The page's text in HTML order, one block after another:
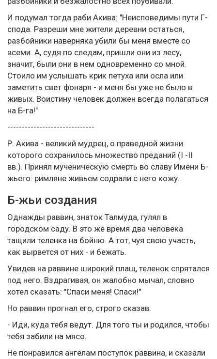
И подумал тогда раби Акива: "Неисповедимы пути Г-
спода. Разреши мне жители деревни остаться,
разбойники наверняка убили бы меня вместе со
всеми. А, судя по следам, пришли они из лесу,
значит, были они в нем одновременно со мной.
Стоило им услышать крик петуха или осла или
заметить свет фонаря - и меня бы уже не было в
живых. Воистину человек должен всегда полагаться
на Б-га!"
------------------------------
Р. Акива - великий мудрец, о праведной жизни
которого сохранилось множество преданий (I -II
вв.). Принял мученическую смерть во славу Имени Б-
жьего: римляне живьем содрали с него кожу.
Б-жьи создания
Однажды раввин, знаток Талмуда, гулял в
городском саду. В это же время два человека
тащили теленка на бойню. А тот, чуя свою участь,
как вырвется от них - и бежать.
Увидев на раввине широкий плащ, теленок спрятался
под него. Вздрагивая, он жалобно мычал, словно
хотел сказать: "Спаси меня! Спаси!"
Но раввин прогнал его, строго сказав:
- Иди, куда тебя ведут. Для того ты и родился, чтобы
тебя забили на мясо.
Не понравился ангелам поступок раввина, и сказали